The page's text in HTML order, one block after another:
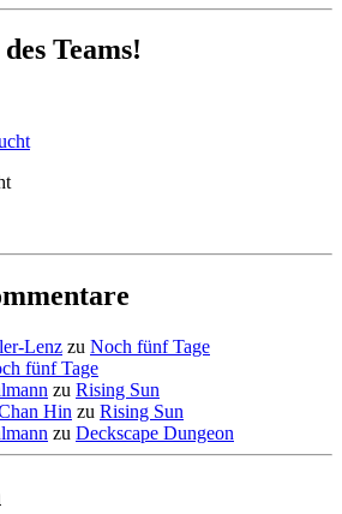
Teams!
Lenz zu Noch fünf Tage
fünf Tage
zu Rising Sun
Hin zu Rising Sun
zu Deckscape Dungeon